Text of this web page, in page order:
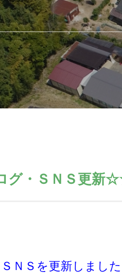
・ＳＮＳ更新
ＮＳを更新しました